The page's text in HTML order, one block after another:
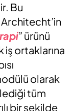
Bu
Architecht’in
” ürünü
iş ortaklarına
olarak
tüm
bir şekilde